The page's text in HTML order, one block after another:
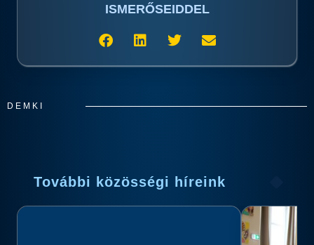
ISMERŐSEIDDEL
DEMKI
További közösségi híreink